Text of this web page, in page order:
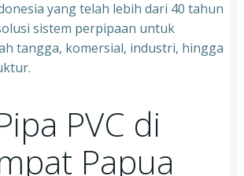
yang telah lebih dari 40 tahun
sistem perpipaan untuk
tangga, komersial, industri, hingga
PVC di
Papua